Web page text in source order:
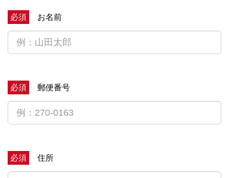
必須 お名前
必須 郵便番号
必須 住所